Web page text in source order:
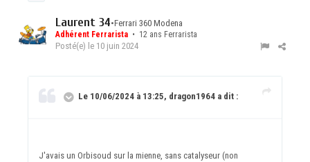
Laurent 34•Ferrari 360 Modena
Adhérent Ferrarista • 12 ans Ferrarista
Posté(e) le 10 juin 2024
Le 10/06/2024 à 13:25, dragon1964 a dit :
J'avais un Orbisoud sur la mienne, sans catalyseur (non